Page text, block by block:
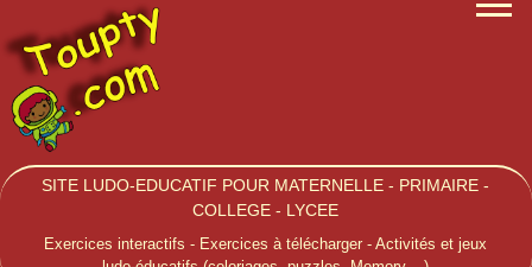
SITE LUDO-EDUCATIF POUR MATERNELLE - PRIMAIRE -
COLLEGE - LYCEE
Exercices interactifs - Exercices à télécharger - Activités et jeux